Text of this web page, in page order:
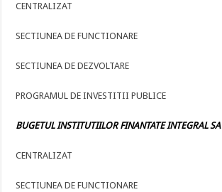
CENTRALIZAT
SECTIUNEA DE FUNCTIONARE
SECTIUNEA DE DEZVOLTARE
PROGRAMUL DE INVESTITII PUBLICE
BUGETUL INSTITUTIILOR FINANTATE INTEGRAL
CENTRALIZAT
SECTIUNEA DE FUNCTIONARE